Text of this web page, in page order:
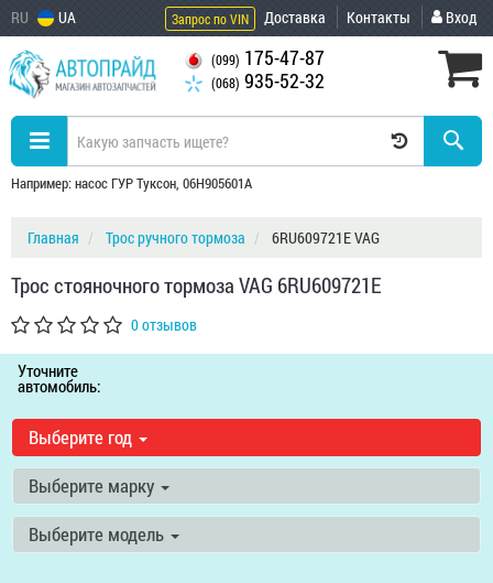
RU UA Запрос по VIN Доставка Контакты Вход
(099) 175-47-87
(068) 935-52-32
Например: насос ГУР Туксон, 06H905601A
Главная Трос ручного тормоза 6RU609721E VAG
Трос стояночного тормоза VAG 6RU609721E
0 отзывов
Уточните
автомобиль:
Выберите год
Выберите марку
Выберите модель